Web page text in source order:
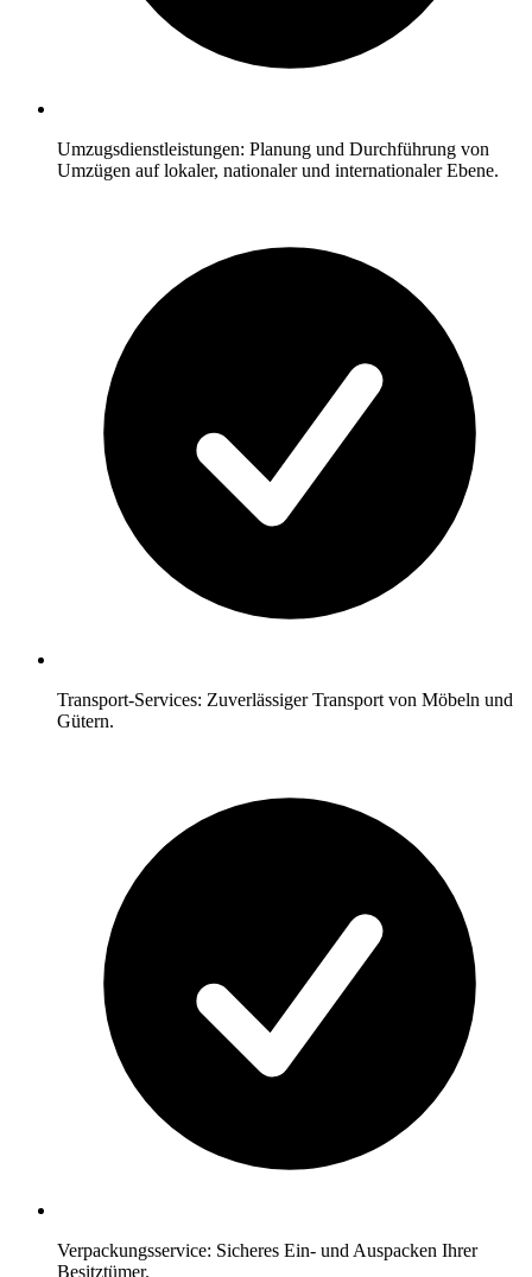
Umzugsdienstleistungen: Planung und Durchführung von
Umzügen auf lokaler, nationaler und internationaler Ebene.
Transport-Services: Zuverlässiger Transport von Möbeln und
Gütern.
Verpackungsservice: Sicheres Ein- und Auspacken Ihrer
Besitztümer.